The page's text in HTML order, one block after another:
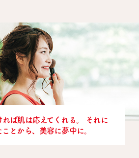
ば肌は応えてくれる。
それに
ことから、美容に夢中に。